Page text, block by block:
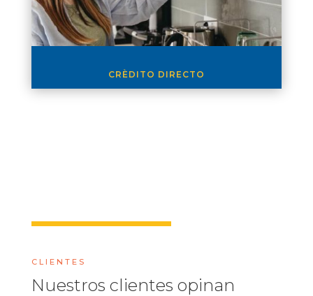
CRÈDITO DIRECTO
CLIENTES
Nuestros clientes opinan